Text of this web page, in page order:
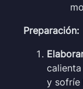
Preparación:
y sofríe